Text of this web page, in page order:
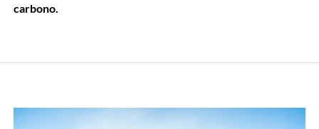
carbono.